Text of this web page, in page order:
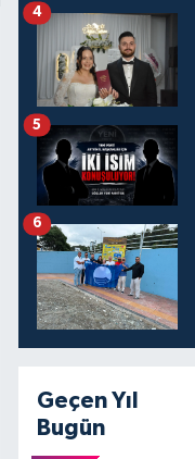
4
5
6
Geçen Yıl
Bugün